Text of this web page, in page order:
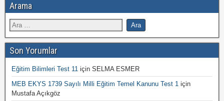
Arama
Son Yorumlar
Eğitim Bilimleri Test 11 için SELMA ESMER
MEB EKYS 1739 Sayılı Milli Eğitim Temel Kanunu Test 1 için
Mustafa Açıkgöz